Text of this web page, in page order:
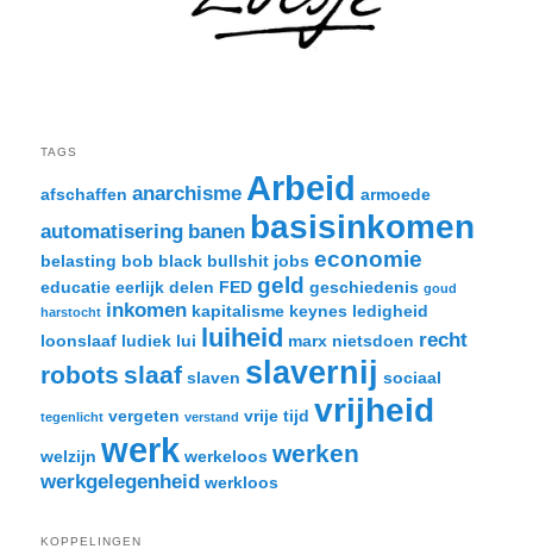
TAGS
afschaffen anarchisme Arbeid armoede
automatisering banen basisinkomen
belasting bob black bullshit jobs economie
educatie eerlijk delen FED geld geschiedenis goud
harstocht inkomen kapitalisme keynes ledigheid
loonslaaf ludiek lui luiheid marx nietsdoen recht
robots slaaf slaven slavernij sociaal
tegenlicht vergeten verstand vrije tijd vrijheid
welzijn werk werkeloos werken
werkgelegenheid werkloos
KOPPELINGEN